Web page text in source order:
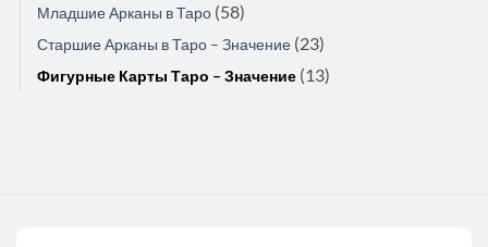
Младшие Арканы в Таро (58)
Старшие Арканы в Таро – Значение (23)
Фигурные Карты Таро – Значение (13)